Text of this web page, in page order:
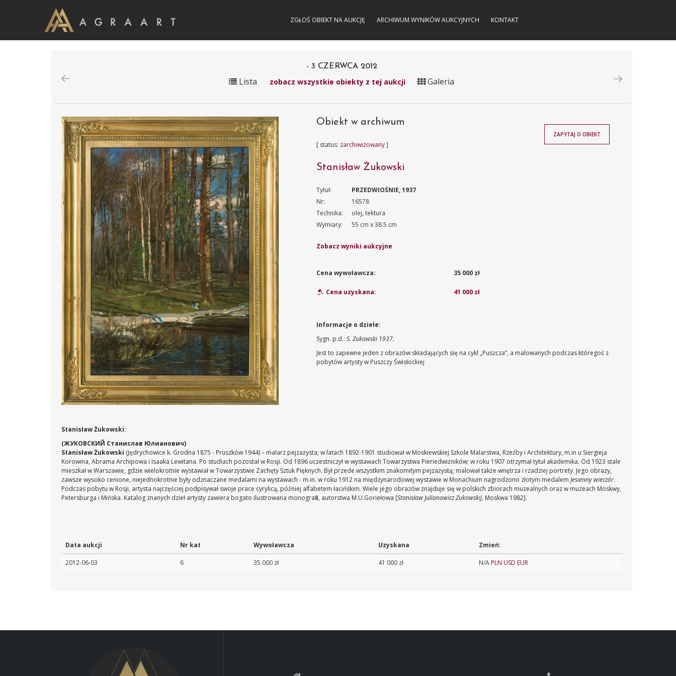
ZGŁOŚ OBIEKT NA AUKCJĘ ARCHIWUM WYNIKÓW AUKCYJNYCH KONTAKT
- 3 CZERWCA 2012
Lista zobacz wszystkie obiekty z tej aukcji Galeria
Obiekt w archiwum
[ status: zarchiwizowany]
Stanisław Żukowski
Tytuł:
PRZEDWIOŚNIE, 1937
Nr:
16578
Technika:
olej, tektura
Wymiary:
55 cm x 38.5 cm
Zobacz wyniki aukcyjne
Cena wywoławcza: 35 000 zł
Cena uzyskana: 41 000 zł
ZAPYTAJ O OBIEKT
Informacje o dziele:
Sygn. p.d.:S. Żukowski 1937.
Jest to zapewne jeden z obrazów składających się na cykl „Puszcza”, a malowanych podczas któregoś z
pobytów artysty w Puszczy Świsłockiej
Stanisław Żukowski:
(ЖУКОВСКИЙ Станислав Юлианович)
Stanisław Żukowski (Jędrychowice k. Grodna 1875 - Pruszków 1944) – malarz pejzażysta; w latach 1892-1901 studiował w Moskiewskiej Szkole Malarstwa, Rzeźby i Architektury, m.in u Siergieja
Korowina, Abrama Archipowa i Isaaka Lewitana. Po studiach pozostał w Rosji. Od 1896 uczestniczył w wystawach Towarzystwa Pieriedwiżników; w roku 1907 otrzymał tytuł akademika. Od 1923 stale
mieszkał w Warszawie, gdzie wielokrotnie wystawiał w Towarzystwie Zachęty Sztuk Pięknych. Był przede wszystkim znakomitym pejzażystą; malował także wnętrza i rzadziej portrety. Jego obrazy,
zawsze wysoko cenione, niejednokrotnie były odznaczane medalami na wystawach - m.in. w roku 1912 na międzynarodowej wystawie w Monachium nagrodzono złotym medalem Jesienny wieczór.
Podczas pobytu w Rosji, artysta najczęściej podpisywał swoje prace cyrylicą, później alfabetem łacińskim. Wiele jego obrazów znajduje się w polskich zbiorach muzealnych oraz w muzeach Moskwy,
Petersburga i Mińska. Katalog znanych dzieł artysty zawiera bogato ilustrowana monografia, autorstwa M.U.Goriełowa [Stanisław Julianowicz Żukowskij, Moskwa 1982].
Data aukcji Nr kat Wywoławcza Uzyskana Zmień:
2012-06-03 6 35 000 zł 41 000 zł N/APLN USD EUR